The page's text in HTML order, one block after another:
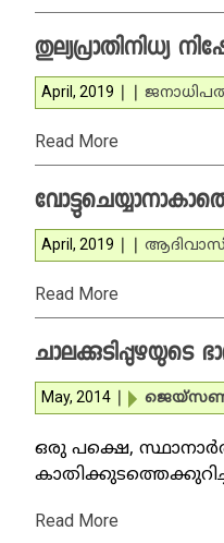
തുല്യപ്രാതിനിധ്യ
April, 2019
Read More
April, 2019
Read More
ചാലക്കുടിപ്പുഴയുടെ
May, 2014 ജെയ്‌സണ്‍
ഒരു പക്ഷെ,
Read More